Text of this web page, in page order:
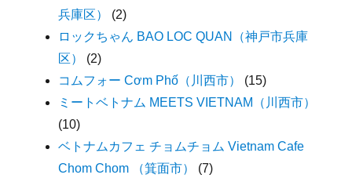
兵庫区）
(2)
ロックちゃん BAO LOC QUAN（神戸市兵庫
区）
(2)
コムフォー Cơm Phố（川西市）
(15)
ミートベトナム MEETS VIETNAM（川西市）
(10)
ベトナムカフェ チョムチョム Vietnam Cafe
Chom Chom （箕面市）
(7)